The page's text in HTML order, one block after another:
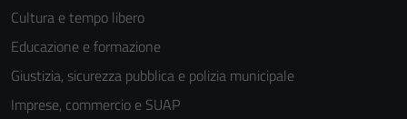
Cultura e tempo libero
Educazione e formazione
Giustizia, sicurezza pubblica e polizia municipale
Imprese, commercio e SUAP